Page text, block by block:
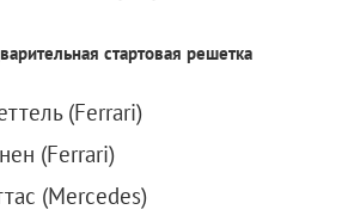
стартовая решетка
(Ferrari)
(Ferrari)
(Mercedes)